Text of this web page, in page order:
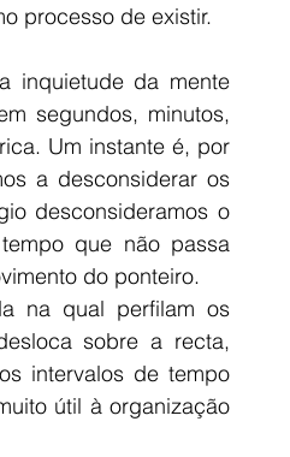
processo de existir.
inquietude da mente
segundos, minutos,
Um instante é, por
a desconsiderar os
desconsideramos o
que não passa
do ponteiro.
na qual perfilam os
sobre a recta,
intervalos de tempo
útil à organização